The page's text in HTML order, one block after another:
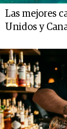
Las mejores
Unidos y